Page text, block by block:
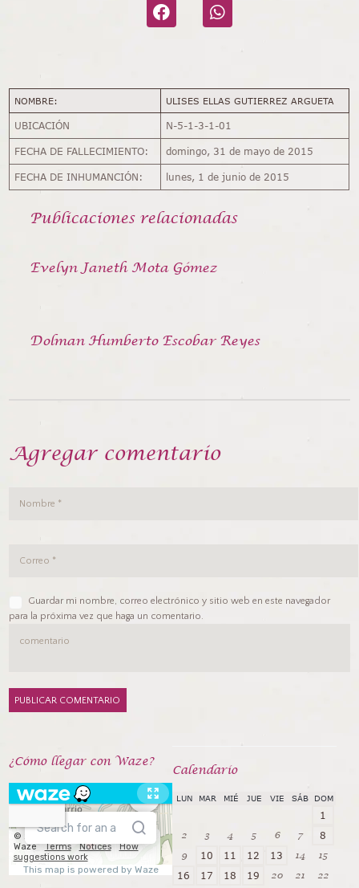
NOMBRE: ULISES ELLAS GUTIERREZ ARGUETA
UBICACIÓN N-5-1-3-1-01
FECHA DE FALLECIMIENTO: domingo, 31 de mayo de 2015
FECHA DE INHUMANCIÓN: lunes, 1 de junio de 2015
Publicaciones relacionadas
Evelyn Janeth Mota Gómez
Dolman Humberto Escobar Reyes
Agregar comentario
Guardar mi nombre, correo electrónico y sitio web en este navegador
para la próxima vez que haga un comentario.
¿Cómo llegar con Waze?
Calendarío
LUN MAR MIÉ JUE VIE SÁB DOM
1
2 3 4 5 6 7 8
9 10 11 12 13 14 15
16 17 18 19 20 21
22